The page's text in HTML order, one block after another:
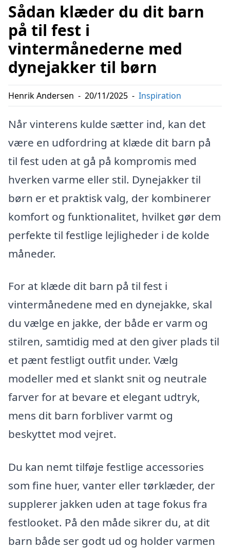
Sådan klæder du dit barn
på til fest i
vintermånederne med
dynejakker til børn
Henrik Andersen - 20/11/2025 - Inspiration
Når vinterens kulde sætter ind, kan det
være en udfordring at klæde dit barn på
til fest uden at gå på kompromis med
hverken varme eller stil. Dynejakker til
børn er et praktisk valg, der kombinerer
komfort og funktionalitet, hvilket gør dem
perfekte til festlige lejligheder i de kolde
måneder.
For at klæde dit barn på til fest i
vintermånedene med en dynejakke, skal
du vælge en jakke, der både er varm og
stilren, samtidig med at den giver plads til
et pænt festligt outfit under. Vælg
modeller med et slankt snit og neutrale
farver for at bevare et elegant udtryk,
mens dit barn forbliver varmt og
beskyttet mod vejret.
Du kan nemt tilføje festlige accessories
som fine huer, vanter eller tørklæder, der
supplerer jakken uden at tage fokus fra
festlooket. På den måde sikrer du, at dit
barn både ser godt ud og holder varmen